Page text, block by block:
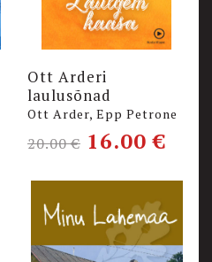
Ott Arderi
laulusõnad
Ott Arder, Epp Petrone
20.00€ 16.00€